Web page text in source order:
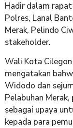
Hadir dalam
Polres, Lanal
Merak, Pelindo
stakeholder.
Wali Kota
mengatakan
Widodo dan
Pelabuhan
sebagai upaya
kepada para